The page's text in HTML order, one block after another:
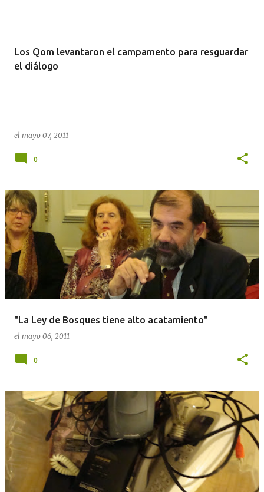
Los Qom levantaron el campamento para resguardar
el diálogo
el mayo 07, 2011
0
"La Ley de Bosques tiene alto acatamiento"
el mayo 06, 2011
0